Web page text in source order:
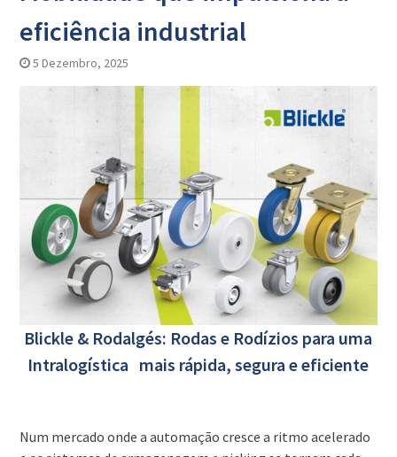
eficiência industrial
5 Dezembro, 2025
Blickle & Rodalgés: Rodas e Rodízios para uma
Intralogística mais rápida, segura e eficiente
Num mercado onde a automação cresce a ritmo acelerado